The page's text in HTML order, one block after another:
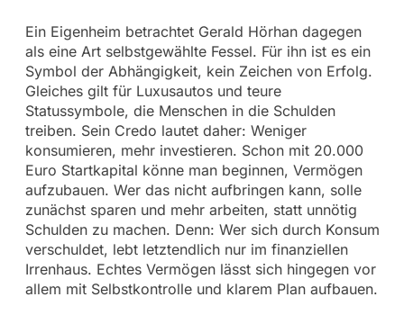
Ein Eigenheim betrachtet Gerald Hörhan dagegen
als eine Art selbstgewählte Fessel. Für ihn ist es ein
Symbol der Abhängigkeit, kein Zeichen von Erfolg.
Gleiches gilt für Luxusautos und teure
Statussymbole, die Menschen in die Schulden
treiben. Sein Credo lautet daher: Weniger
konsumieren, mehr investieren. Schon mit 20.000
Euro Startkapital könne man beginnen, Vermögen
aufzubauen. Wer das nicht aufbringen kann, solle
zunächst sparen und mehr arbeiten, statt unnötig
Schulden zu machen. Denn: Wer sich durch Konsum
verschuldet, lebt letztendlich nur im finanziellen
Irrenhaus. Echtes Vermögen lässt sich hingegen vor
allem mit Selbstkontrolle und klarem Plan aufbauen.